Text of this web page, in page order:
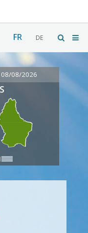
FR DE
08/08/2026